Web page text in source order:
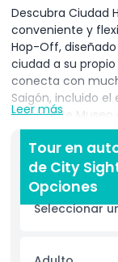
Descubra Ciudad
conveniente y
Hop-Off,
ciudad a su
conecta con
Saigón, incluido
fascinante Museo
Catedral de
múltiples rutas
facilita bajarse
volver a subirse
Ya sea que
simplemente
Durante el
Leer más
Tour en
de City
Opciones
Seleccionar